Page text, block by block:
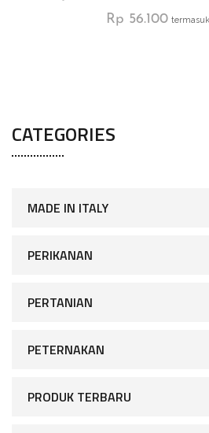
Rp 56.100 termasuk
CATEGORIES
MADE IN ITALY
PERIKANAN
PERTANIAN
PETERNAKAN
PRODUK TERBARU